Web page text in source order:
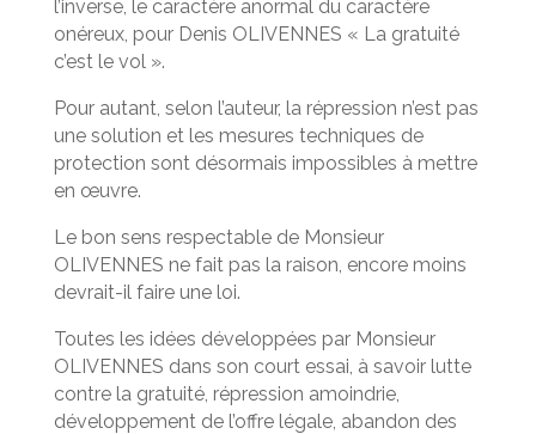
l’inverse, le caractère anormal du caractère
onéreux, pour Denis OLIVENNES « La gratuité
c’est le vol ».
Pour autant, selon l’auteur, la répression n’est pas
une solution et les mesures techniques de
protection sont désormais impossibles à mettre
en œuvre.
Le bon sens respectable de Monsieur
OLIVENNES ne fait pas la raison, encore moins
devrait-il faire une loi.
Toutes les idées développées par Monsieur
OLIVENNES dans son court essai, à savoir lutte
contre la gratuité, répression amoindrie,
développement de l’offre légale, abandon des